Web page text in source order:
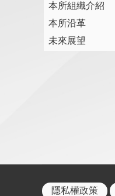
本所組織介紹
本所沿革
未來展望
隱私權政策